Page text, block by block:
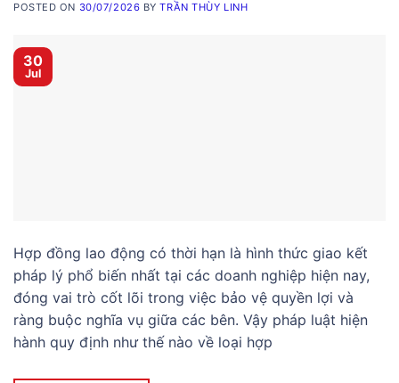
POSTED ON 30/07/2026 BYTRẦN THÙY LINH
30
Jul
Hợp đồng lao động có thời hạn là hình thức giao kết
pháp lý phổ biến nhất tại các doanh nghiệp hiện nay,
đóng vai trò cốt lõi trong việc bảo vệ quyền lợi và
ràng buộc nghĩa vụ giữa các bên. Vậy pháp luật hiện
hành quy định như thế nào về loại hợp